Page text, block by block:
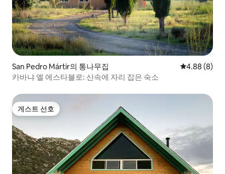
San Pedro Mártir의 통나무집 평점 4.88점
4.88 (8)
카바냐 엘 에스타블로: 산속에 자리 잡은 숙소
게스트 선호
게스트 선호